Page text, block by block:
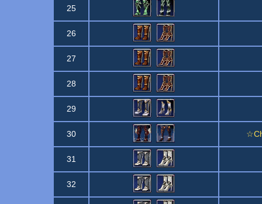
25
26
27
28
29
30
31
32